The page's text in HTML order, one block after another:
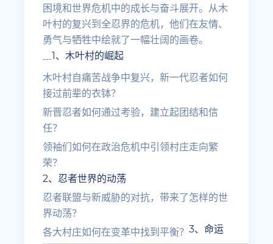
困境和世界危机中的成长与奋斗展开。从木
叶村的复兴到全忍界的危机，他们在友情、
勇气与牺牲中绘就了一幅壮阔的画卷。
---1、木叶村的崛起
木叶村自痛苦战争中复兴，新一代忍者如何
接过前辈的衣钵？
新晋忍者如何通过考验，建立起团结和信
任？
领袖们如何在政治危机中引领村庄走向繁
荣？
2、忍者世界的动荡
忍者联盟与新威胁的对抗，带来了怎样的世
界动荡？
各大村庄如何在变革中找到平衡？3、命运